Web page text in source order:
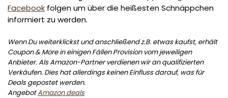
Facebook folgen um über die heißesten Schnäppchen
informiert zu werden.
Wenn Du weiterklickst und anschließend z.B. etwas kaufst, erhält
Coupon & More in einigen Fällen Provision vom jeweiligen
Anbieter. Als Amazon-Partner verdienen wir an qualifizierten
Verkäufen. Dies hat allerdings keinen Einfluss darauf, was für
Deals gepostet werden.
AngebotAmazon deals